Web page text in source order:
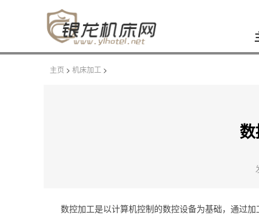
主页 > 机床加工 >
数控加工是以计算机控制的数控设备为基础，通过